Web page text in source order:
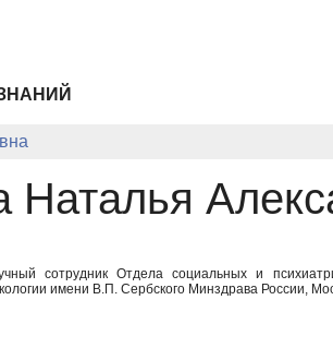
Наталья
сотрудник Отдела социальных и
имени В.П. Сербского Минздрава России,